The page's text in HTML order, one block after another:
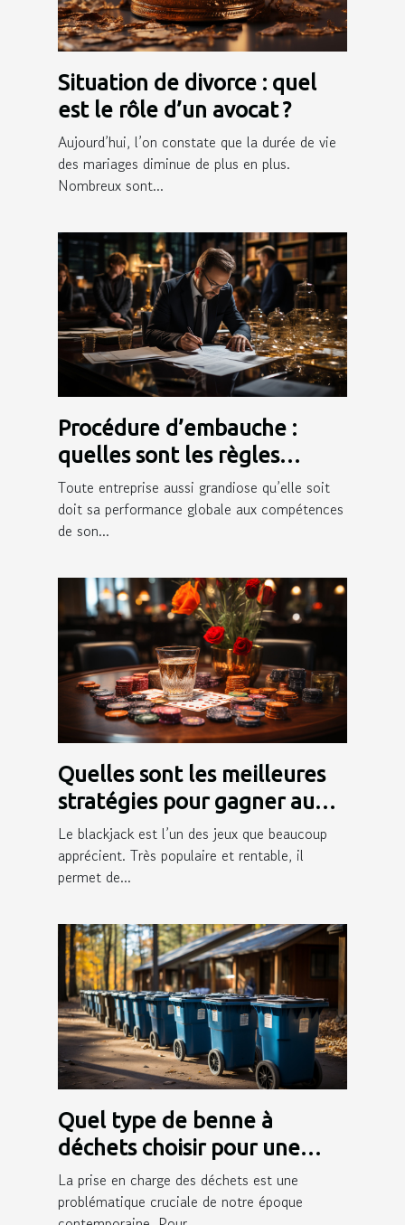
Situation de divorce : quel
est le rôle d’un avocat ?
Aujourd’hui, l’on constate que la durée de vie
des mariages diminue de plus en plus.
Nombreux sont...
Procédure d’embauche :
quelles sont les règles
juridiques qui l’encadrent ?
Toute entreprise aussi grandiose qu’elle soit
doit sa performance globale aux compétences
de son...
Quelles sont les meilleures
stratégies pour gagner au
blackjack ?
Le blackjack est l’un des jeux que beaucoup
apprécient. Très populaire et rentable, il
permet de...
Quel type de benne à
déchets choisir pour une
gestion efficace des déchets
?
La prise en charge des déchets est une
problématique cruciale de notre époque